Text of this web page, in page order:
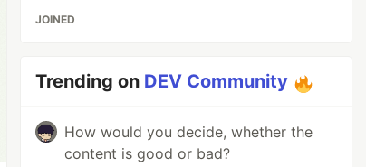
JOINED
Trending on DEV Community
How would you decide, whether the
content is good or bad?